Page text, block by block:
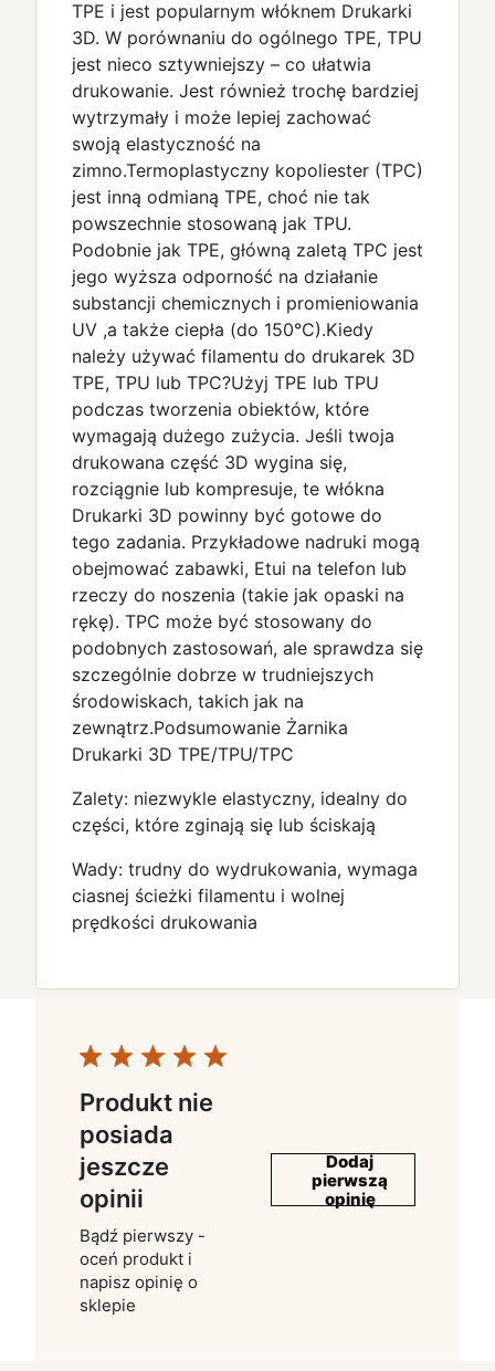
TPE i jest popularnym włóknem Drukarki
3D. W porównaniu do ogólnego TPE, TPU
jest nieco sztywniejszy – co ułatwia
drukowanie. Jest również trochę bardziej
wytrzymały i może lepiej zachować
swoją elastyczność na
zimno.Termoplastyczny kopoliester (TPC)
jest inną odmianą TPE, choć nie tak
powszechnie stosowaną jak TPU.
Podobnie jak TPE, główną zaletą TPC jest
jego wyższa odporność na działanie
substancji chemicznych i promieniowania
UV ,a także ciepła (do 150°C).Kiedy
należy używać filamentu do drukarek 3D
TPE, TPU lub TPC?Użyj TPE lub TPU
podczas tworzenia obiektów, które
wymagają dużego zużycia. Jeśli twoja
drukowana część 3D wygina się,
rozciągnie lub kompresuje, te włókna
Drukarki 3D powinny być gotowe do
tego zadania. Przykładowe nadruki mogą
obejmować zabawki, Etui na telefon lub
rzeczy do noszenia (takie jak opaski na
rękę). TPC może być stosowany do
podobnych zastosowań, ale sprawdza się
szczególnie dobrze w trudniejszych
środowiskach, takich jak na
zewnątrz.Podsumowanie Żarnika
Drukarki 3D TPE/TPU/TPC
Zalety: niezwykle elastyczny, idealny do
części, które zginają się lub ściskają
Wady: trudny do wydrukowania, wymaga
ciasnej ścieżki filamentu i wolnej
prędkości drukowania
Produkt nie
posiada
jeszcze
opinii
Bądź pierwszy -
oceń produkt i
napisz opinię o
sklepie
Dodaj
pierwszą
opinię